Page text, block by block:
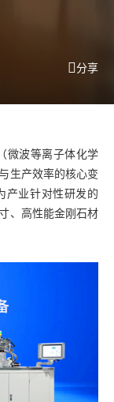
分享
微波等离子体化学
生产效率的核心变
产业针对性研发的
、高性能金刚石材